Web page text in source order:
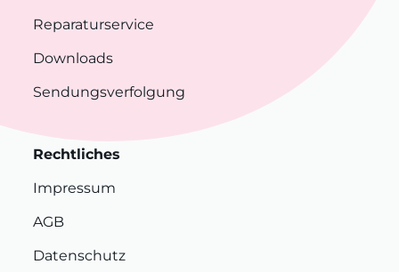
Reparaturservice
Downloads
Sendungsverfolgung
Rechtliches
Impressum
AGB
Datenschutz